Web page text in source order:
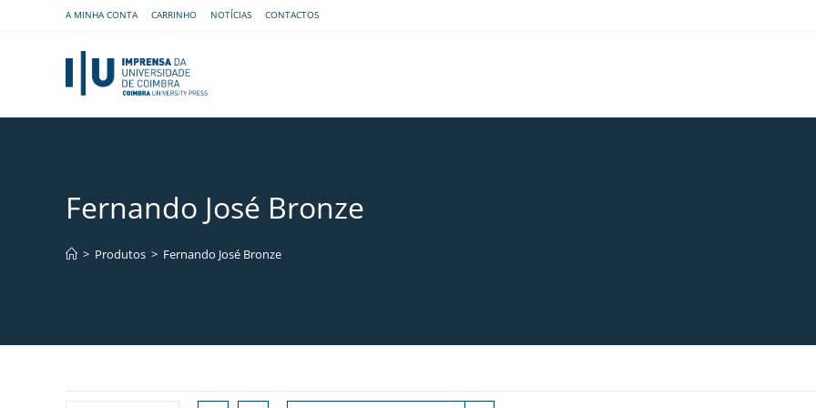
A MINHA CONTA CARRINHO NOTÍCIAS CONTACTOS
Fernando José Bronze
> Produtos > Fernando José Bronze